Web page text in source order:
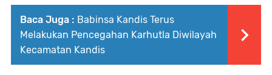
Baca Juga : Babinsa Kandis Terus
Melakukan Pencegahan Karhutla Diwilayah
Kecamatan Kandis